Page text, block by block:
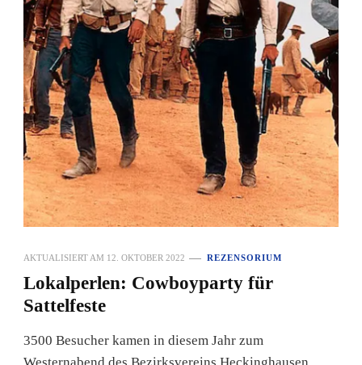
AKTUALISIERT AM 12. OKTOBER 2022 REZENSORIUM
Lokalperlen: Cowboyparty für
Sattelfeste
3500 Besucher kamen in diesem Jahr zum